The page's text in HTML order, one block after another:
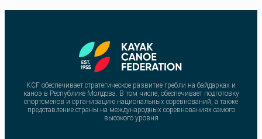
KCF обеспечивает стратегическое развитие гребли на байдарках и
каноэ в Республике Молдова. В том числе, обеспечивает подготовку
спортсменов и организацию национальных соревнований, а также
представление страны на международных соревнованиях самого
высокого уровня